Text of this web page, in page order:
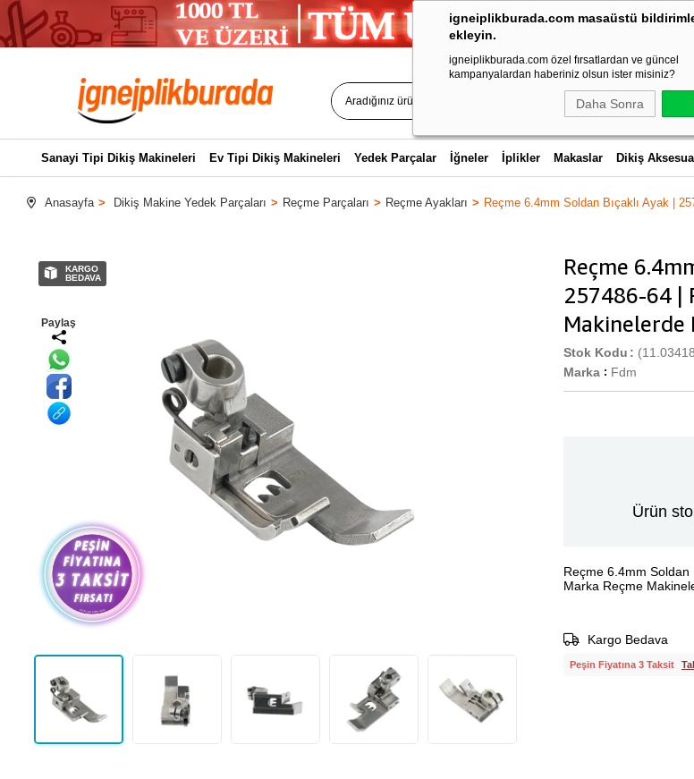
igneiplikburada.com masaüstü
ekleyin.
igneiplikburada.com özel fırsatlardan ve güncel
kampanyalardan haberiniz olsun ister misiniz?
Daha Sonra
Sanayi Tipi Dikiş Makineleri Ev Tipi Dikiş Makineleri Yedek Parçalar İğneler İplikler Makaslar Dikiş
Anasayfa Dikiş Makine Yedek Parçaları Reçme Parçaları Reçme Ayakları Reçme 6.4mm Soldan Bıçaklı Ayak |
KARGO
BEDAVA
Paylaş
Reçme
257486-64 |
Makinelerde
Stok Kodu
Marka : Fdm
Ürün
Reçme 6.4mm Soldan
Marka Reçme
Kargo Bedava
Peşin Fiyatına 3 Taksit